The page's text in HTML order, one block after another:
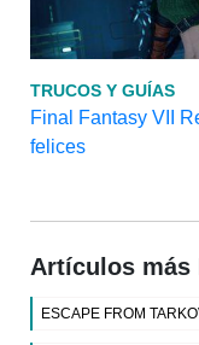
TRUCOS Y GUÍAS
Final Fantasy VII
felices
Artículos más
ESCAPE FROM